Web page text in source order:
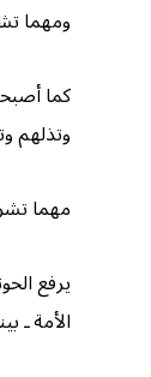
ومهما
كما
وتذلهم
مهما
يرفع
الأمة ـ